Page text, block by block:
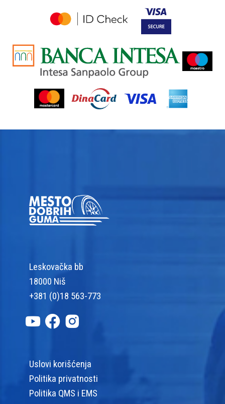
Leskovačka bb
18000 Niš
+381 (0)18 563-773
Uslovi korišćenja
Politika privatnosti
Politika QMS i EMS